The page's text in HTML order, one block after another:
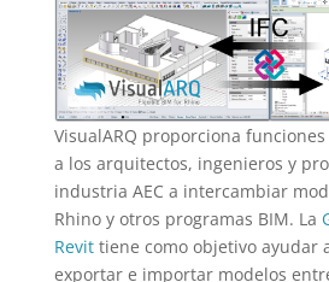
VisualARQ proporciona
a los arquitectos, ingenieros y
industria AEC a intercambiar
Rhino y otros programas BIM. La
Revittiene como objetivo ayudar
exportar e importar modelos